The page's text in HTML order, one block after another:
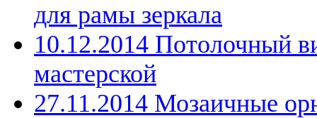
для рамы зеркала
10.12.2014 Потолочный
мастерской
27.11.2014 Мозаичные